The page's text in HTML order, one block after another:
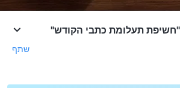
תעלומת כתבי הקודש"
שתף